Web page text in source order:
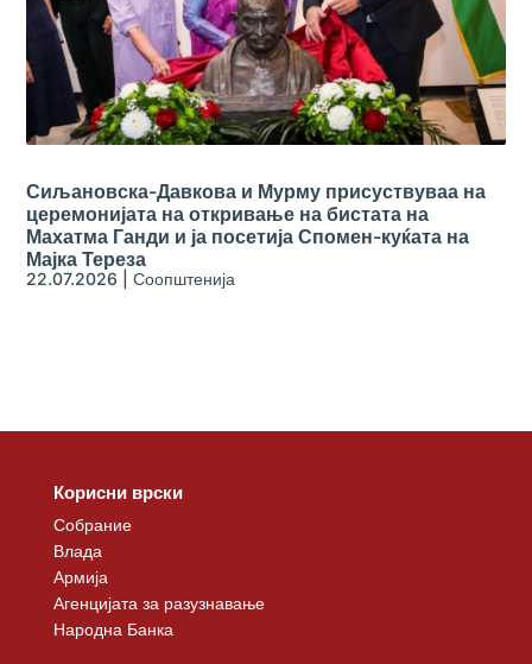
Сиљановска-Давкова и Мурму присуствуваа на
церемонијата на откривање на бистата на
Махатма Ганди и ја посетија Спомен-куќата на
Мајка Тереза
22.07.2026 |Соопштенија
Корисни врски
Собрание
Влада
Армија
Агенцијата за разузнавање
Народна Банка